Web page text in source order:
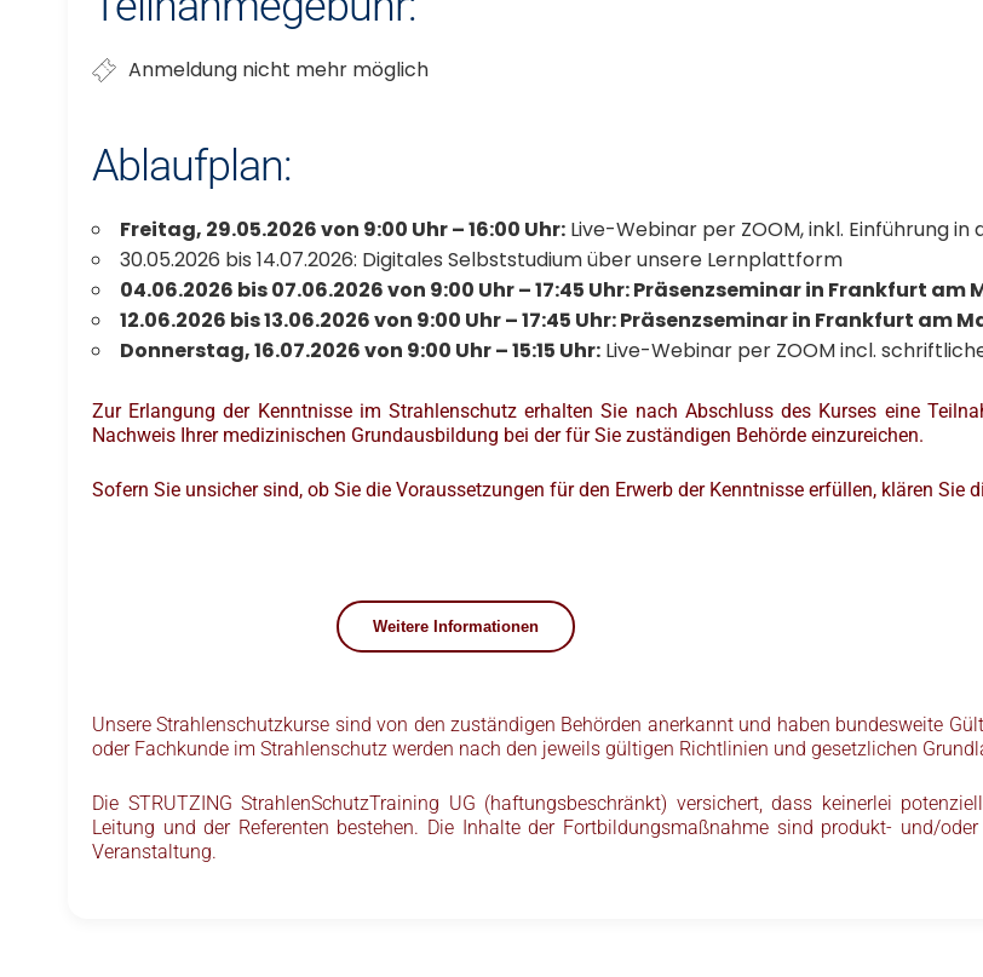
Anmeldung nicht mehr möglich
Ablaufplan:
Freitag, 29.05.2026 von 9:00 Uhr – 16:00 Uhr: Live-Webinar per ZOOM, inkl. Einführung
30.05.2026 bis 14.07.2026: Digitales Selbststudium über unsere Lernplattform
04.06.2026 bis 07.06.2026 von 9:00 Uhr – 17:45 Uhr: Präsenzseminar in Frankfurt am
12.06.2026 bis 13.06.2026 von 9:00 Uhr – 17:45 Uhr: Präsenzseminar in Frankfurt am
Donnerstag, 16.07.2026 von 9:00 Uhr – 15:15 Uhr: Live-Webinar per ZOOM incl.
Zur Erlangung der Kenntnisse im Strahlenschutz erhalten Sie nach Abschluss des Kurses eine
Nachweis Ihrer medizinischen Grundausbildung bei der für Sie zuständigen Behörde einzureichen.
Sofern Sie unsicher sind, ob Sie die Voraussetzungen für den Erwerb der Kenntnisse erfüllen, klären Sie
Weitere Informationen
Unsere Strahlenschutzkurse sind von den zuständigen Behörden anerkannt und haben bundesweite
oder Fachkunde im Strahlenschutz werden nach den jeweils gültigen Richtlinien und gesetzlichen
Die STRUTZING StrahlenSchutzTraining UG (haftungsbeschränkt) versichert, dass keinerlei
Leitung und der Referenten bestehen. Die Inhalte der Fortbildungsmaßnahme sind produkt- und/
Veranstaltung.